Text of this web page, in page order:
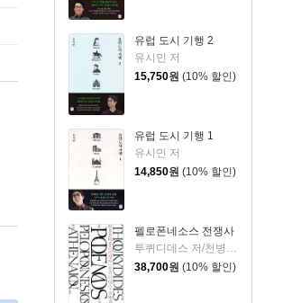
유럽 도시 기행 2
유시민 저
15,750원 (10% 할인)
유럽 도시 기행 1
유시민 저
14,850원 (10% 할인)
펠로폰네소스 전쟁사
투퀴디데스 저/천병희 역
38,700원 (10% 할인)